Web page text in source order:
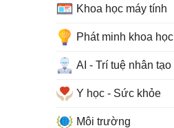
Khoa học máy tính
Phát minh khoa học
AI - Trí tuệ nhân tạo
Y học - Sức khỏe
Môi trường